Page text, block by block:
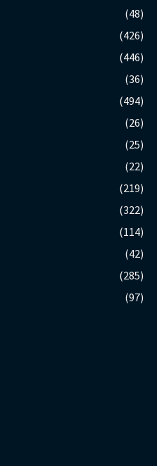
(48)
(426)
(446)
(36)
(494)
(26)
(25)
(22)
(219)
(322)
(114)
(42)
(285)
(97)